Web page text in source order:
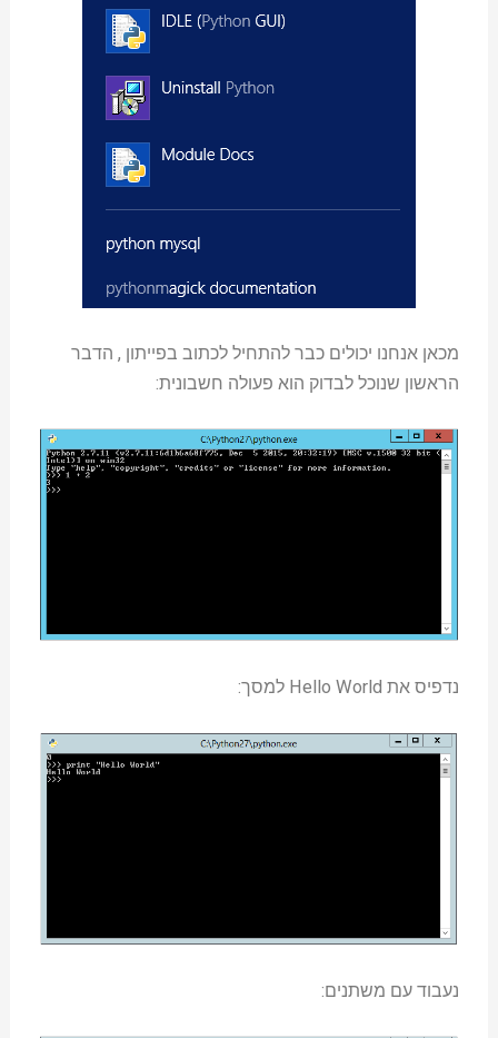
מכאן אנחנו יכולים כבר להתחיל לכתוב בפייתון , הדבר
הראשון שנוכל לבדוק הוא פעולה חשבונית:
נדפיס את Hello World למסך:
נעבוד עם משתנים: